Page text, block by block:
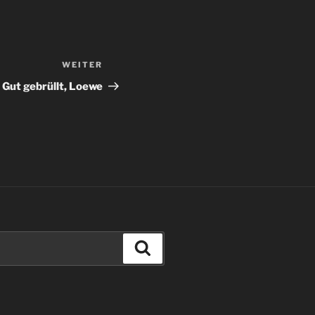
Beitrag
WEITER
Gut gebrüllt, Loewe